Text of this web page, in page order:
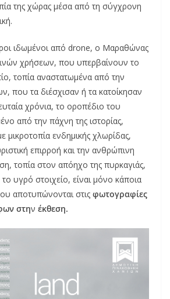
της χώρας μέσα από τη σύγχρονη
ιδωμένοι από drone, o Μαραθώνας
χρήσεων, που υπερβαίνουν το
τοπία αναστατωμένα από την
που τα διέσχισαν ή τα κατοίκησαν
χρόνια, το οροπέδιο του
από την πάχνη της ιστορίας,
μικροτοπία ενδημικής χλωρίδας,
επιρροή και την ανθρώπινη
τοπία στον απόηχο της πυρκαγιάς,
υγρό στοιχείο, είναι μόνο κάποια
αποτυπώνονται στις φωτογραφίες
στην έκθεση.